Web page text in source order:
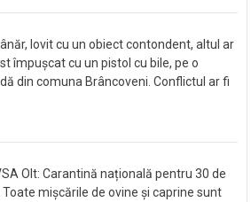
lovit cu un obiect contondent, altul ar
împușcat cu un pistol cu bile, pe o
din comuna Brâncoveni. Conflictul ar fi
Olt: Carantină națională pentru 30 de
Toate mișcările de ovine și caprine sunt